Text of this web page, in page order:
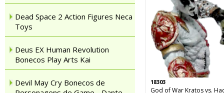
Dead Space 2 Action Figures Neca
Toys
Deus EX Human Revolution
Bonecos Play Arts Kai
Devil May Cry Bonecos de
18303
God of War Kratos vs.